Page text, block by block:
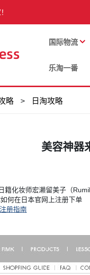
国际物流
乐淘一番
略 > 日淘攻略
美容神器
化妆师宏濑留美子（
何在日本官网上注册下单
注册指南